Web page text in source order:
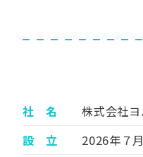
社 名
株式会社ヨ
設 立
2026年７